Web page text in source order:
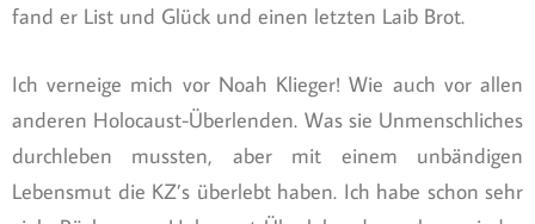
fand er List und Glück und einen letzten Laib Brot.
Ich verneige mich vor Noah Klieger! Wie auch vor allen
anderen Holocaust-Überlenden. Was sie Unmenschliches
durchleben mussten, aber mit einem unbändigen
Lebensmut die KZ’s überlebt haben. Ich habe schon sehr